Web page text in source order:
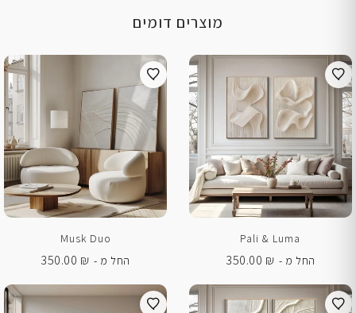
מוצרים דומים
Pali & Luma
החל מ -
350.00 ₪
Musk Duo
החל מ -
350.00 ₪